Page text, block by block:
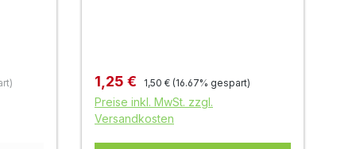
Verkaufspreis:
1,25 € Regulärer Preis:
1,50 € (16.67% gespart)
Preise inkl. MwSt. zzgl.
Versandkosten